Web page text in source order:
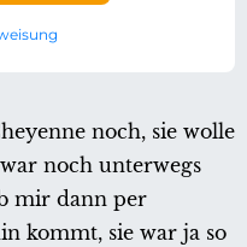
noch, sie wolle
noch unterwegs
mir dann per
kommt, sie war ja so